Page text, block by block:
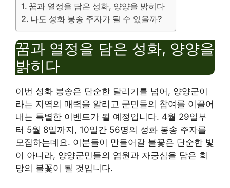
꿈과 열정을 담은 성화, 양양을 밝히다
나도 성화 봉송 주자가 될 수 있을까?
꿈과 열정을 담은 성화, 양양을
밝히다
이번 성화 봉송은 단순한 달리기를 넘어, 양양군이
라는 지역의 매력을 알리고 군민들의 참여를 이끌어
내는 특별한 이벤트가 될 예정입니다. 4월 29일부
터 5월 8일까지, 10일간 56명의 성화 봉송 주자를
모집하는데요. 이분들이 만들어갈 불꽃은 단순한 빛
이 아니라, 양양군민들의 염원과 자긍심을 담은 희
망의 불꽃이 될 것입니다.